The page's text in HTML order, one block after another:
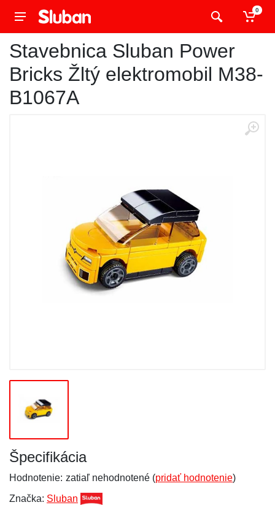
0
Stavebnica Sluban Power
Bricks Žltý elektromobil M38-
B1067A
Špecifikácia
Hodnotenie: zatiaľ nehodnotené (pridať hodnotenie)
Značka: Sluban